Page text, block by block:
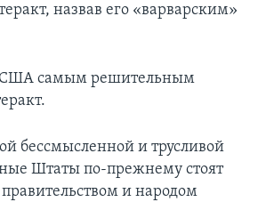
назвав его «варварским»
США самым решительным
бессмысленной и трусливой
Штаты по-прежнему стоят
и народом